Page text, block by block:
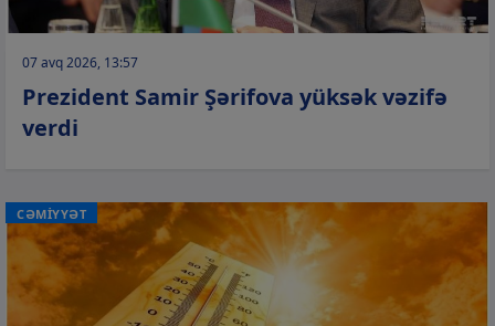
07 avq 2026, 13:57
Prezident Samir Şərifova yüksək vəzifə
verdi
CƏMİYYƏT